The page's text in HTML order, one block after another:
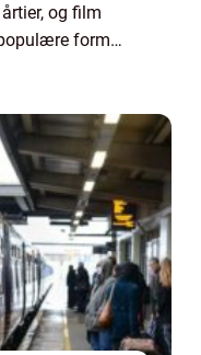
og film
former